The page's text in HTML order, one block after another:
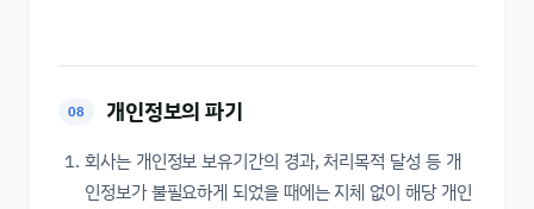
08 개인정보의 파기
회사는 개인정보 보유기간의 경과, 처리목적 달성 등 개
인정보가 불필요하게 되었을 때에는 지체 없이 해당 개인